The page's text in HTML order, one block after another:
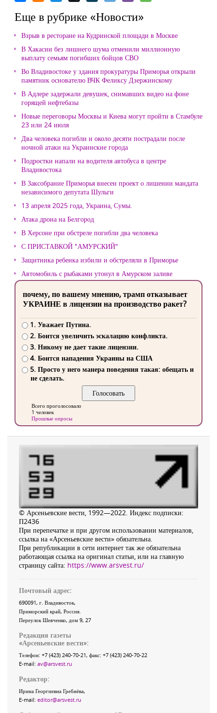
Еще в рубрике «Новости»
Взрыв в ресторане на Кудринской площади в Москве
В Хакасии без лишнего шума отменили миллионную
выплату семьям погибших бойцов СВО
Во Владивостоке у здания прокуратуры Приморья открыли
памятник основателю ВЧК Феликсу Дзержинскому
В Адлере задержали девушек, снимавших видео на фоне
горящей нефтебазы
Новые переговоры Москвы и Киева могут пройти в Стамбуле
23 или 24 июля
Два человека погибли и около десяти пострадали после
ночной атаки на Украинские города
Подростки напали на водителя автобуса в центре
Владивостока
В Заксобрание Приморья внесен проект о лишении мандата
независимого депутата Шульги
13 апреля 2025 года, Украина, Сумы.
Атака дрона на Белгород
В Херсоне при обстреле погибли два человека
С ПРИСТАВКОЙ "АМУРСКИЙ"
Защитника ребенка избили и обстреляли в Приморье
Автомобиль с рыбаками утонул в Амурском заливе
почему, по вашему мнению, трамп отказывает
УКРАИНЕ в лицензии на производство ракет?
1. Уважает Путина.
2. Боится увеличить эскалацию конфликта.
3. Никому не дает такие лицензии.
4. Боится нападения Украины на США
5. Просто у него манера поведения такая: обещать и
не сделать.
Всего проголосовало
1 человек
Прошлые опросы
© Арсеньевские вести, 1992—2022. Индекс подписки:
П2436
При перепечатке и при другом использовании материалов,
ссылка на «Арсеньевские вести» обязательна.
При републикации в сети интернет так же обязательна
работающая ссылка на оригинал статьи, или на главную
страницу сайта: https://www.arsvest.ru/
Почтовый адрес:
690091, г. Владивосток,
Приморский край, Россия
Переулок Шевченко, дом 9, 27
Редакция газеты
«Арсеньевские вести»:
Телефон: +7 (423) 240-70-21, факс: +7 (423) 240-70-22
E-mail: av@arsvest.ru
Редактор:
Ирина Георгиевна Гребнёва,
E-mail: editor@arsvest.ru